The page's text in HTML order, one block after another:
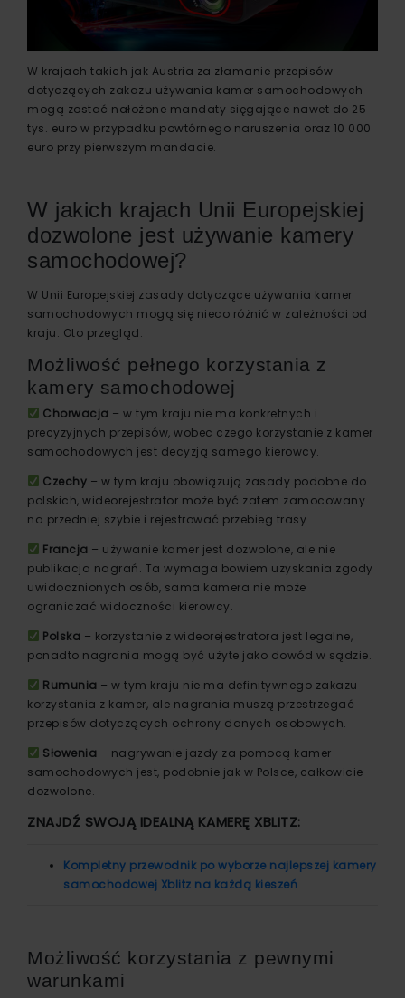
W krajach takich jak Austria za złamanie przepisów
dotyczących zakazu używania kamer samochodowych
mogą zostać nałożone mandaty sięgające nawet do 25
tys. euro w przypadku powtórnego naruszenia oraz 10 000
euro przy pierwszym mandacie.
W jakich krajach Unii Europejskiej
dozwolone jest używanie kamery
samochodowej?
W Unii Europejskiej zasady dotyczące używania kamer
samochodowych mogą się nieco różnić w zależności od
kraju. Oto przegląd:
Możliwość pełnego korzystania z
kamery samochodowej
Chorwacja – w tym kraju nie ma konkretnych i
precyzyjnych przepisów, wobec czego korzystanie z kamer
samochodowych jest decyzją samego kierowcy.
Czechy – w tym kraju obowiązują zasady podobne do
polskich, wideorejestrator może być zatem zamocowany
na przedniej szybie i rejestrować przebieg trasy.
Francja – używanie kamer jest dozwolone, ale nie
publikacja nagrań. Ta wymaga bowiem uzyskania zgody
uwidocznionych osób, sama kamera nie może
ograniczać widoczności kierowcy.
Polska – korzystanie z wideorejestratora jest legalne,
ponadto nagrania mogą być użyte jako dowód w sądzie.
Rumunia – w tym kraju nie ma definitywnego zakazu
korzystania z kamer, ale nagrania muszą przestrzegać
przepisów dotyczących ochrony danych osobowych.
Słowenia – nagrywanie jazdy za pomocą kamer
samochodowych jest, podobnie jak w Polsce, całkowicie
dozwolone.
ZNAJDŹ SWOJĄ IDEALNĄ KAMERĘ XBLITZ:
Kompletny przewodnik po wyborze najlepszej kamery
samochodowej Xblitz na każdą kieszeń
Możliwość korzystania z pewnymi
warunkami